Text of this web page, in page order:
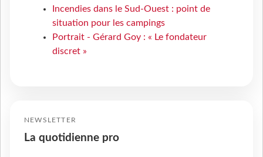
Incendies dans le Sud-Ouest : point de
situation pour les campings
Portrait - Gérard Goy : « Le fondateur
discret »
NEWSLETTER
La quotidienne pro